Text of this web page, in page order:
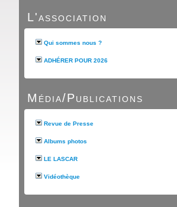
L'association
Qui sommes nous ?
ADHÉRER POUR 2026
Média/Publications
Revue de Presse
Albums photos
LE LASCAR
Vidéothèque